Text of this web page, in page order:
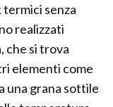
senza
realizzati
che si trova
elementi come
una grana sottile